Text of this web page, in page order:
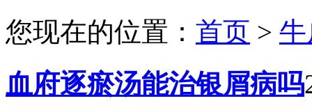
您现在的位置： 首页 >
血府逐瘀汤能治银屑病吗